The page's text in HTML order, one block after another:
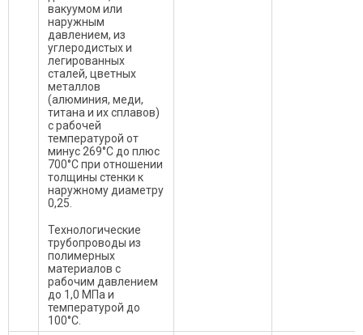
вакуумом или
наружным
давлением, из
углеродистых и
легированных
сталей, цветных
металлов
(алюминия, меди,
титана и их сплавов)
с рабочей
температурой от
минус 269°С до плюс
700°С при отношении
толщины стенки к
наружному диаметру
0,25.
Технологические
трубопроводы из
полимерных
материалов с
рабочим давлением
до 1,0 МПа и
температурой до
100°С.